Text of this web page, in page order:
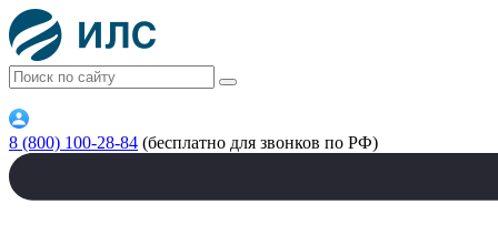
8 (800) 100-28-84 (бесплатно для звонков по РФ)